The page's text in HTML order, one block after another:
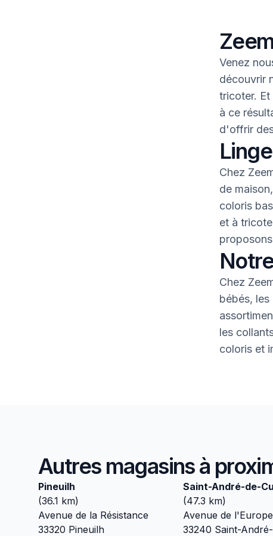
Venez
découvrir
tricoter. Et
à ce
d'offrir
Chez
de
coloris
et à
Chez
bébés,
les
coloris et
Autres magasins à
Pineuilh
(36.1 km)
Avenue de la Résistance
33320 Pineuilh
Saint-André-de-
(47.3 km)
Avenue de l'Europe
33240 Saint-